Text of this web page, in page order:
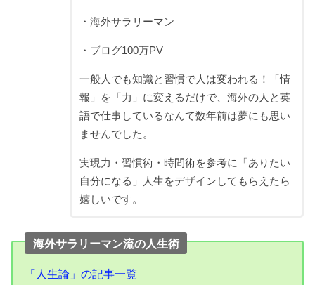
・海外サラリーマン
・ブログ100万PV
一般人でも知識と習慣で人は変われる！「情
報」を「力」に変えるだけで、海外の人と英
語で仕事しているなんて数年前は夢にも思い
ませんでした。
実現力・習慣術・時間術を参考に「ありたい
自分になる」人生をデザインしてもらえたら
嬉しいです。
海外サラリーマン流の人生術
「人生論」の記事一覧